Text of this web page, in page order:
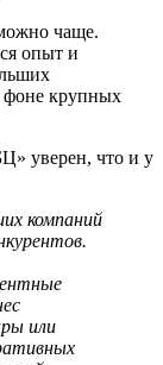
чаще.
опыт и
фоне крупных
уверен, что и у
компаний
или